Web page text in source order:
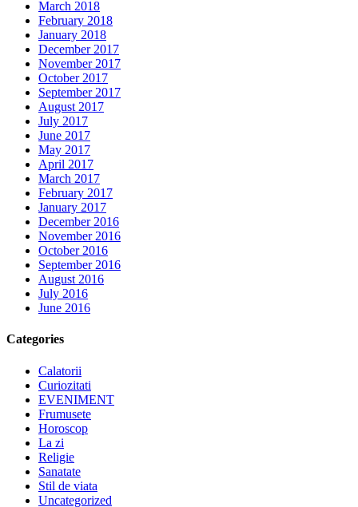
March 2018
February 2018
January 2018
December 2017
November 2017
October 2017
September 2017
August 2017
July 2017
June 2017
May 2017
April 2017
March 2017
February 2017
January 2017
December 2016
November 2016
October 2016
September 2016
August 2016
July 2016
June 2016
Categories
Calatorii
Curiozitati
EVENIMENT
Frumusete
Horoscop
La zi
Religie
Sanatate
Stil de viata
Uncategorized